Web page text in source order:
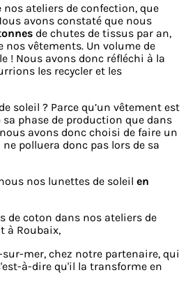
ateliers de confection, que
avons constaté que nous
de chutes de tissus par an,
nos vêtements. Un volume de
! Nous avons donc réfléchi à la
les recycler et les
soleil ? Parce qu’un vêtement est
phase de production que dans
avons donc choisi de faire un
polluera donc pas lors de sa
nos lunettes de soleil en
de coton dans nos ateliers de
à Roubaix,
sur-mer, chez notre partenaire, qui
à-dire qu'il la transforme en